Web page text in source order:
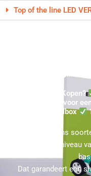
Top of the line LED
Beurswand Koop
★ Binnen
Beursstand Kopen?
Prijsindicatie voor
mailbox
U kunt bij ons
Kies hierbij het niveau
Dat garandeert een